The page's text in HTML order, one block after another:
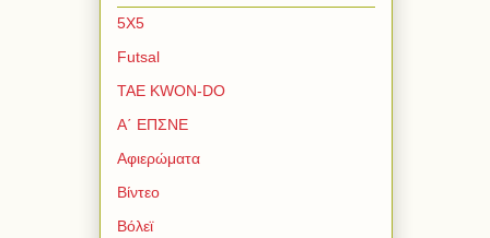
5Χ5
Futsal
TAE KWON-DO
Α΄ ΕΠΣΝΕ
Αφιερώματα
Βίντεο
Βόλεϊ